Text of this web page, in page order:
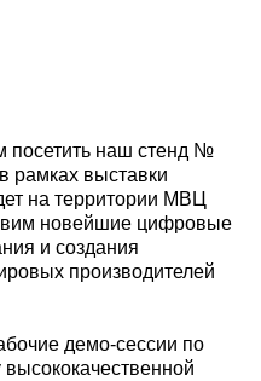
посетить наш стенд №
рамках выставки
на территории МВЦ
новейшие цифровые
и создания
производителей
демо-сессии по